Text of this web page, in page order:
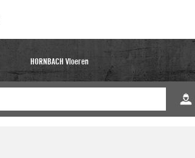
HORNBACH Vloeren